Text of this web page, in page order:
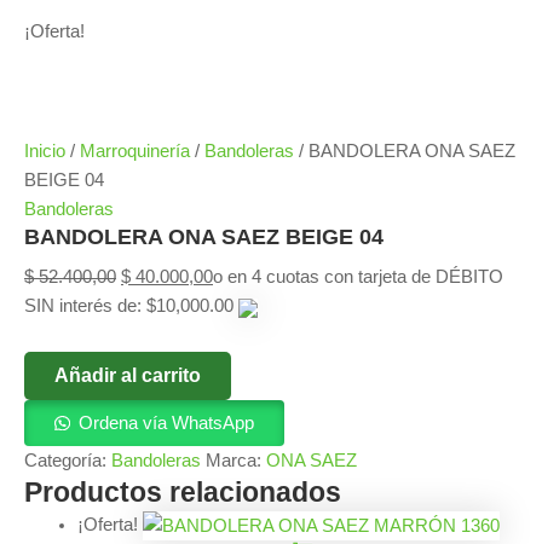
¡Oferta!
Inicio / Marroquinería/ Bandoleras / BANDOLERA ONA SAEZ
BEIGE 04
Bandoleras
BANDOLERA ONA SAEZ BEIGE 04
$52.400,00 $ 40.000,00o en 4 cuotas con tarjeta de DÉBITO
SIN interés de: $10,000.00
Añadir al carrito
Ordena vía WhatsApp
Categoría: Bandoleras Marca: ONA SAEZ
Productos relacionados
¡Oferta!